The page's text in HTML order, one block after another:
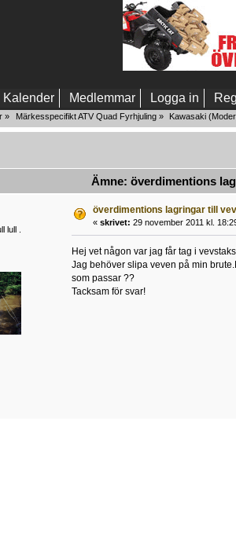
Kalender Medlemmar Logga in
» Märkesspecifikt ATV Quad Fyrhjuling» Kawasaki
Ämne: överdimentions
lull .
överdimentions lagringar till
« skrivet: 29 november 2011 kl.
Hej vet någon var jag får tag i
Jag behöver slipa veven på min
som passar ??
Tacksam för svar!